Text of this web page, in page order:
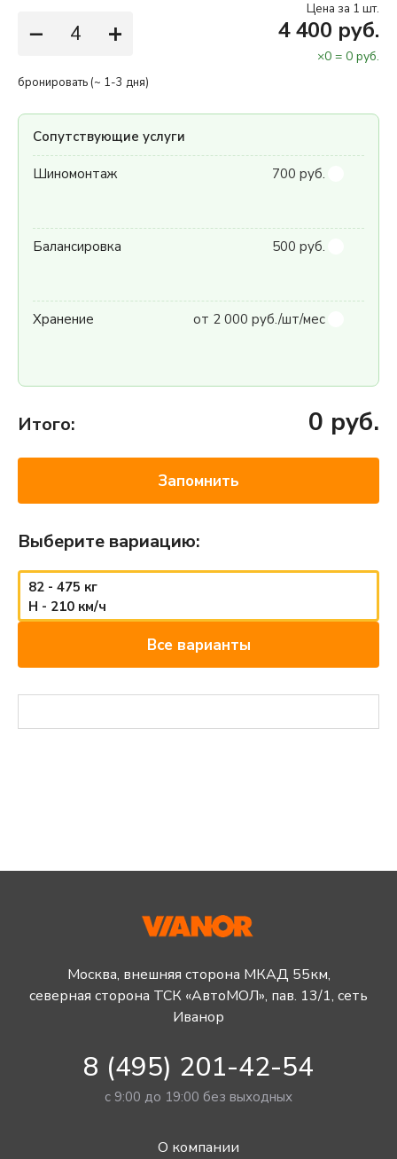
− +
Цена за 1 шт.
4 400 руб.
×0 = 0 руб.
бронировать (~ 1-3 дня)
Сопутствующие услуги
Шиномонтаж 700 руб.
Балансировка 500 руб.
Хранение от 2 000 руб./шт/мес
Итого: 0 руб.
Запомнить
Выберите вариацию:
82 - 475 кг
H - 210 км/ч
Все варианты
Москва, внешняя сторона МКАД 55км,
северная сторона ТСК «АвтоМОЛ», пав. 13/1, сеть
Иванор
8 (495) 201-42-54
с 9:00 до 19:00 без выходных
О компании